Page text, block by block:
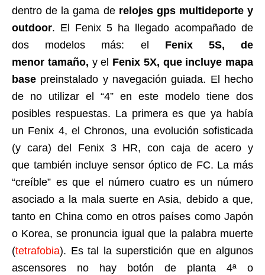
dentro de la gama de relojes gps multideporte y
outdoor. El Fenix 5 ha llegado acompañado de
dos modelos más: el Fenix 5S, de
menor tamaño, y el Fenix 5X, que incluye mapa
base preinstalado y navegación guiada. El hecho
de no utilizar el “4” en este modelo tiene dos
posibles respuestas. La primera es que ya había
un Fenix 4, el Chronos, una evolución sofisticada
(y cara) del Fenix 3 HR, con caja de acero y
que también incluye sensor óptico de FC. La más
“creíble” es que el número cuatro es un número
asociado a la mala suerte en Asia, debido a que,
tanto en China como en otros países como Japón
o Korea, se pronuncia igual que la palabra muerte
(tetrafobia). Es tal la superstición que en algunos
ascensores no hay botón de planta 4ª o